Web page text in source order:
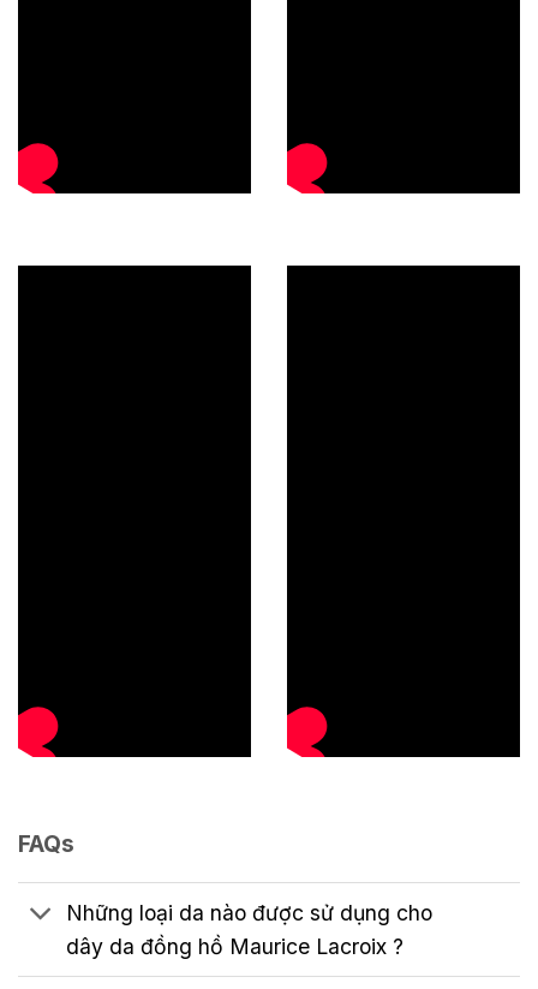
FAQs
Những loại da nào được sử dụng cho
dây da đồng hồ Maurice Lacroix ?